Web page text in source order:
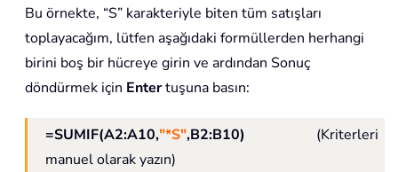
Bu örnekte, “S” karakteriyle biten tüm satışları
toplayacağım, lütfen aşağıdaki formüllerden herhangi
birini boş bir hücreye girin ve ardından Sonuç
döndürmek için Entertuşuna basın:
=SUMIF(A2:A10,"*S",B2:B10)
(Kriterleri
manuel olarak yazın)